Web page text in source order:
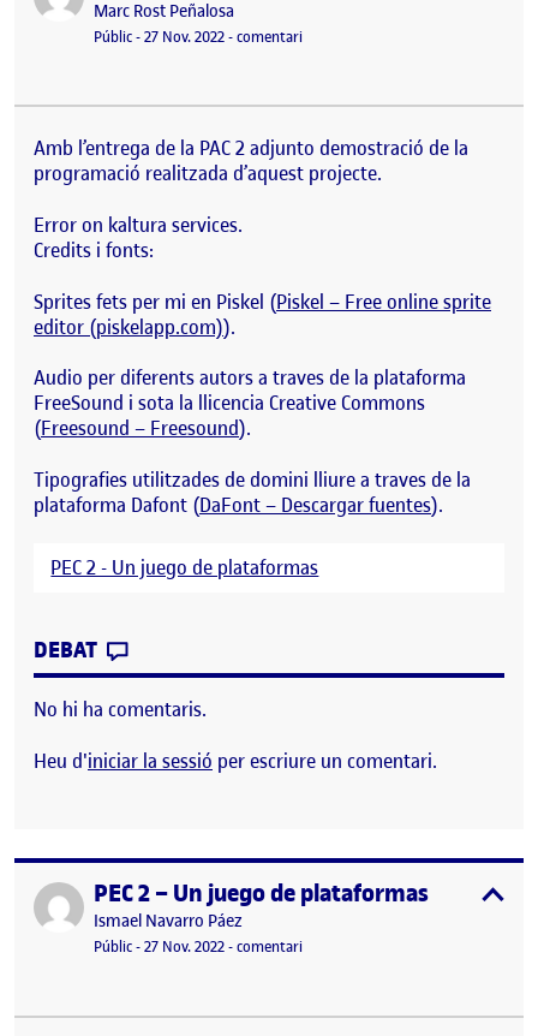
Publicat per
Marc Rost Peñalosa
Visibilitat:
Públic-Data de publicació
27 Nov. 2022-comentariel PAC 2 – Super Maria Rose (Joc
Amb l’entrega de la PAC 2 adjunto demostració de la
programació realitzada d’aquest projecte.
Error on kaltura services.
Credits i fonts:
Sprites fets per mi en Piskel (Piskel – Free online sprite
editor (piskelapp.com)).
Audio per diferents autors a traves de la plataforma
FreeSound i sota la llicencia Creative Commons
(Freesound – Freesound).
Tipografies utilitzades de domini lliure a traves de la
plataforma Dafont (DaFont – Descargar fuentes).
PEC 2 - Un juego de plataformas
DEBAT
No hi ha comentaris.
Heu d'iniciar la sessió per escriure un comentari.
Publicat perPEC 2 – Un juego de plataformas
Publicat per
Ismael Navarro Páez
Visibilitat:
Públic-Data de publicació
27 Nov. 202227 novembre, 2022 6:32 pm
-comentariel PEC 2 – Un juego de plataformas